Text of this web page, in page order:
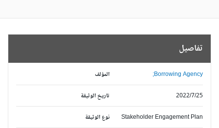
تفاصيل
المؤلف Borrowing Agency;
تاريخ الوثيقة 2022/7/25
نوع الوثيقة Stakeholder Engagement Plan